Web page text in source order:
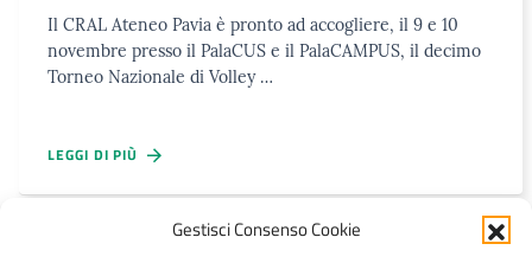
Gestisci Consenso Cookie
Il CRAL Ateneo Pavia è pronto ad accogliere, il 9 e 10
novembre presso il PalaCUS e il PalaCAMPUS, il decimo
Torneo Nazionale di Volley …
LEGGI DI PIÙ